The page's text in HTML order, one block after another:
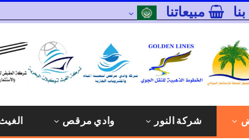
مبيعاتنا
شركة النور وادي مرقص